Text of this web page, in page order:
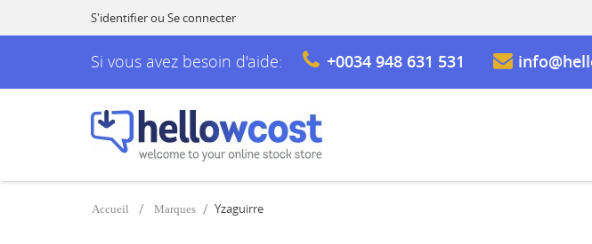
S'identifierou Se connecter
Si vous avez besoin d'aide: +0034 948 631 531
Accueil Marques Yzaguirre